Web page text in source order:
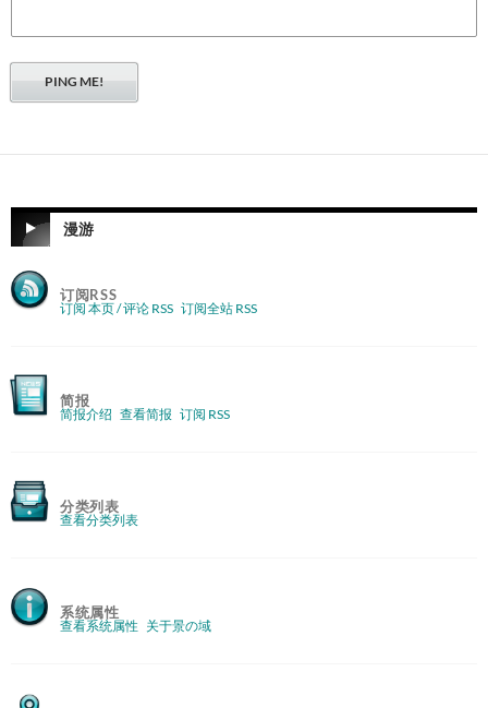
漫游
订阅RSS
订阅 本页 / 评论 RSS 订阅全站 RSS
简报
简报介绍 查看简报 订阅 RSS
分类列表
查看分类列表
系统属性
查看系统属性 关于景の域